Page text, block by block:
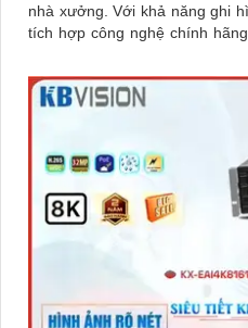
nhà xưởng. Với khả năng ghi hình 8 kênh, đầu ghi này được
tích hợp công nghệ chính